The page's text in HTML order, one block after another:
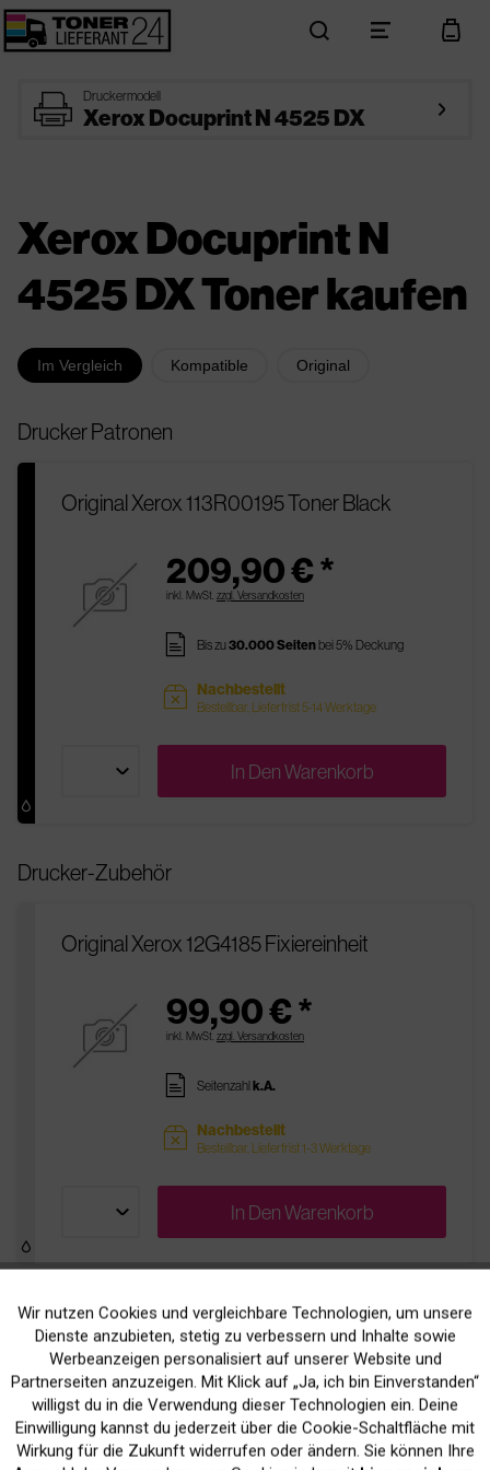
search menu cart
printer Druckermodell
Xerox Docuprint N 4525 DX arrow_right
Xerox Docuprint N
4525 DX Toner kaufen
Im Vergleich Kompatible Original
Drucker Patronen
Original Xerox 113R00195 Toner Black
209,90 € *
inkl. MwSt. zzgl. Versandkosten
pages Bis zu30.000 Seitenbei 5% Deckung
sold Nachbestellt
Bestellbar, Lieferfrist 5-14 Werktage
In DenWarenkorb
Drucker-Zubehör
Original Xerox 12G4185 Fixiereinheit
99,90 € *
inkl. MwSt. zzgl. Versandkosten
pages Seitenzahlk.A.
sold Nachbestellt
Bestellbar, Lieferfrist 1-3 Werktage
In DenWarenkorb
Unsere kompatiblen
Patronen
Funktionale Aktiv
Marketing Inaktiv
Tracking Inaktiv
Wir nutzen Cookies und vergleichbare Technologien, um unsere
Dienste anzubieten, stetig zu verbessern und Inhalte sowie
Werbeanzeigen personalisiert auf unserer Website und
Partnerseiten anzuzeigen. Mit Klick auf „Ja, ich bin Einverstanden“
willigst du in die Verwendung dieser Technologien ein. Deine
Einwilligung kannst du jederzeit über die Cookie-Schaltfläche mit
Wirkung für die Zukunft widerrufen oder ändern. Sie können Ihre